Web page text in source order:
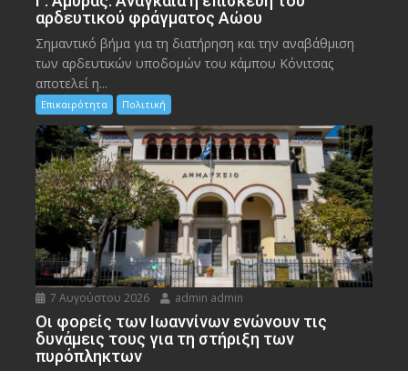
αρδευτικού φράγματος Αώου
Σημαντικό βήμα για τη διατήρηση και την αναβάθμιση
των αρδευτικών υποδομών του κάμπου Κόνιτσας
αποτελεί η...
Επικαιρότητα Πολιτική
7 Αυγούστου 2026 admin admin
Οι φορείς των Ιωαννίνων ενώνουν τις
δυνάμεις τους για τη στήριξη των
πυρόπληκτων